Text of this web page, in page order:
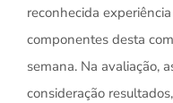
reconhecida
componentes desta
semana. Na avaliação,
consideração